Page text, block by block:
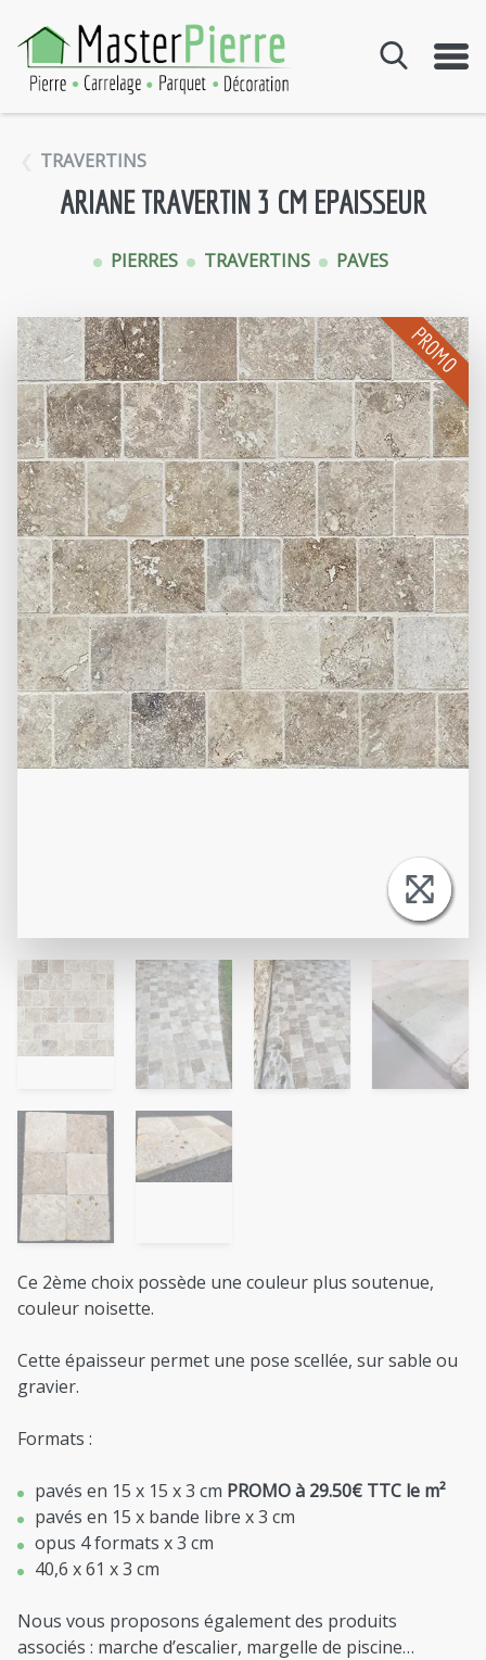
TRAVERTINS
ARIANE TRAVERTIN 3 CM EPAISSEUR
PIERRES TRAVERTINS PAVES
PROMO
Ce 2ème choix possède une couleur plus soutenue,
couleur noisette.
Cette épaisseur permet une pose scellée, sur sable ou
gravier.
Formats :
pavés en 15 x 15 x 3 cm PROMO à 29.50€ TTC le m²
pavés en 15 x bande libre x 3 cm
opus 4 formats x 3 cm
40,6 x 61 x 3 cm
Nous vous proposons également des produits
associés : marche d’escalier, margelle de piscine…